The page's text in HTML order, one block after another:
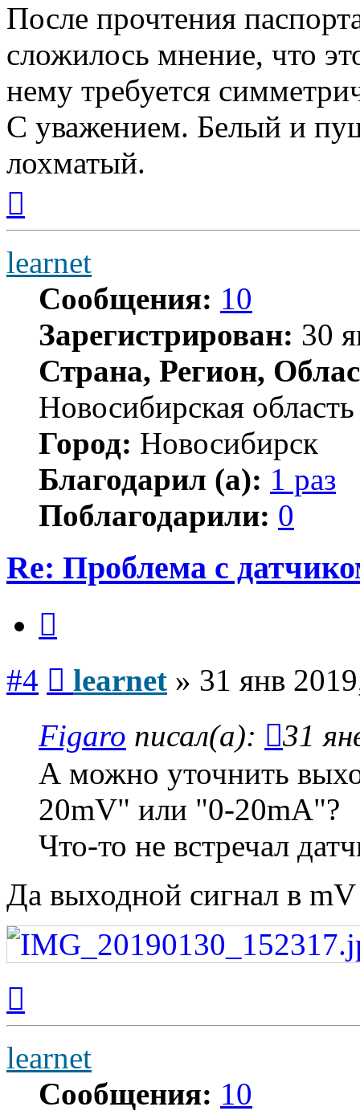
После прочтения
сложилось мнение, что
нему требуется
С уважением. Белый и
лохматый.
началу
learnet
Сообщения: 10
Зарегистрирован: 30
Страна, Регион,
Новосибирская область
Город: Новосибирск
Благодарил (а): 1 раз
Поблагодарили: 0
Re: Проблема с
#4 learnet » 31 янв
Figaro писал(а):
31
А можно уточнить
20mV" или "0-20mA"?
Что-то не встречал
Да выходной сигнал в mV
началу
learnet
Сообщения: 10